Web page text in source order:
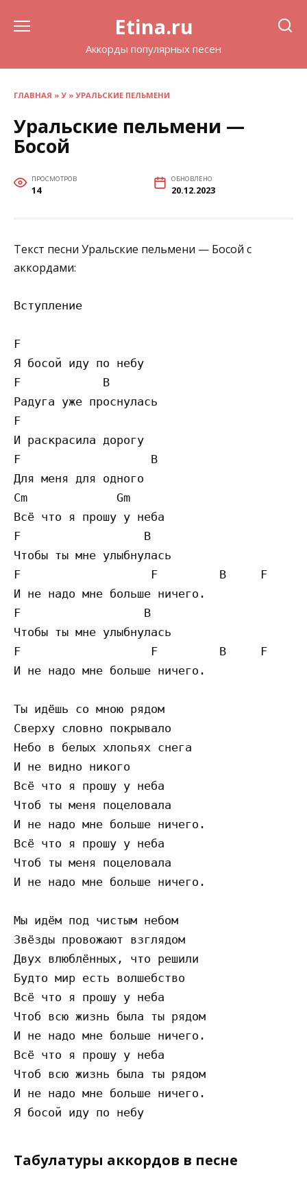
Etina.ru
Аккорды популярных песен
ГЛАВНАЯ »У »УРАЛЬСКИЕ ПЕЛЬМЕНИ
Уральские пельмени —
Босой
ПРОСМОТРОВ
14
ОБНОВЛЕНО
20.12.2023
Текст песни Уральские пельмени — Босой с
аккордами:
Вступление
F
Я босой иду по небу
F            B
Радуга уже проснулась
F
И раскрасила дорогу
F                   B
Для меня для одного
Cm             Gm
Всё что я прошу у неба
F                  B
Чтобы ты мне улыбнулась
F                   F         B     F
И не надо мне больше ничего.
F                  B
Чтобы ты мне улыбнулась
F                   F         B     F
И не надо мне больше ничего.
Ты идёшь со мною рядом
Сверху словно покрывало
Небо в белых хлопьях снега
И не видно никого
Всё что я прошу у неба
Чтоб ты меня поцеловала
И не надо мне больше ничего.
Всё что я прошу у неба
Чтоб ты меня поцеловала
И не надо мне больше ничего.
Мы идём под чистым небом
Звёзды провожают взглядом
Двух влюблённых, что решили
Будто мир есть волшебство
Всё что я прошу у неба
Чтоб всю жизнь была ты рядом
И не надо мне больше ничего.
Всё что я прошу у неба
Чтоб всю жизнь была ты рядом
И не надо мне больше ничего.
Табулатуры аккордов в песне